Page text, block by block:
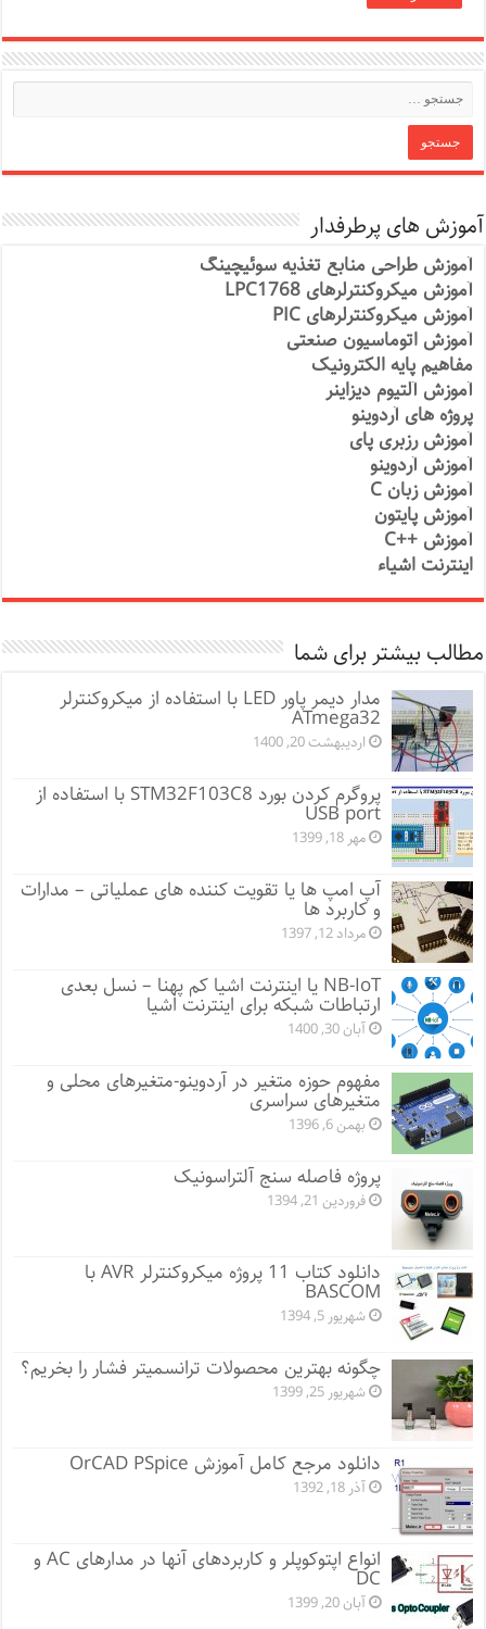
آموزش های پرطرفدار
آموزش طراحی منابع تغذیه سوئیچینگ
آموزش میکروکنترلرهای LPC1768
آموزش میکروکنترلرهای PIC
آموزش اتوماسیون صنعتی
مفاهیم پایه الکترونیک
آموزش آلتیوم دیزاینر
پروژه های آردوینو
آموزش رزبری پای
آموزش آردوینو
آموزش زبان C
آموزش پایتون
آموزش ++C
اینترنت اشیاء
مطالب بیشتر برای شما
مدار دیمر پاور LED با استفاده از میکروکنترلر
ATmega32
اردیبهشت 20, 1400
پروگرم کردن بورد STM32F103C8 با استفاده از
USB port
مهر 18, 1399
آپ امپ ها یا تقویت کننده های عملیاتی – مدارات
و کاربرد ها
مرداد 12, 1397
NB-IoT یا اینترنت اشیا کم پهنا – نسل بعدی
ارتباطات شبکه برای اینترنت اشیا
آبان 30, 1400
مفهوم حوزه متغیر در آردوینو-متغیرهای محلی و
متغیرهای سراسری
بهمن 6, 1396
پروژه فاصله سنج آلتراسونیک
فروردین 21, 1394
دانلود کتاب 11 پروژه میکروکنترلر AVR با
BASCOM
شهریور 5, 1394
چگونه بهترین محصولات ترانسمیتر فشار را بخریم؟
شهریور 25, 1399
دانلود مرجع کامل آموزش OrCAD PSpice
آذر 18, 1392
انواع اپتوکوپلر و کاربردهای آنها در مدارهای AC و
DC
آبان 20, 1399